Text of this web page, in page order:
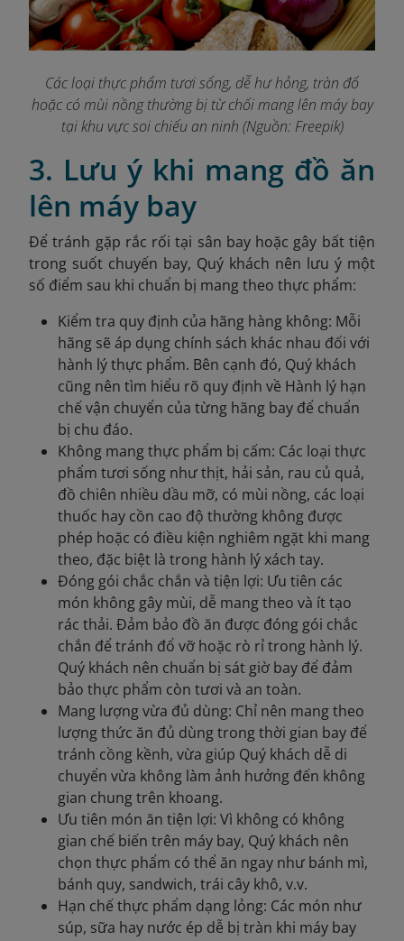
Các loại thực phẩm tươi sống, dễ hư hỏng, tràn đổ
hoặc có mùi nồng thường bị từ chối mang lên máy bay
tại khu vực soi chiếu an ninh (Nguồn: Freepik)
3. Lưu ý khi mang đồ ăn
lên máy bay
Để tránh gặp rắc rối tại sân bay hoặc gây bất tiện
trong suốt chuyến bay, Quý khách nên lưu ý một
số điểm sau khi chuẩn bị mang theo thực phẩm:
Kiểm tra quy định của hãng hàng không: Mỗi
hãng sẽ áp dụng chính sách khác nhau đối với
hành lý thực phẩm. Bên cạnh đó, Quý khách
cũng nên tìm hiểu rõ quy định về Hành lý hạn
chế vận chuyển của từng hãng bay để chuẩn
bị chu đáo.
Không mang thực phẩm bị cấm: Các loại thực
phẩm tươi sống như thịt, hải sản, rau củ quả,
đồ chiên nhiều dầu mỡ, có mùi nồng, các loại
thuốc hay cồn cao độ thường không được
phép hoặc có điều kiện nghiêm ngặt khi mang
theo, đặc biệt là trong hành lý xách tay.
Đóng gói chắc chắn và tiện lợi: Ưu tiên các
món không gây mùi, dễ mang theo và ít tạo
rác thải. Đảm bảo đồ ăn được đóng gói chắc
chắn để tránh đổ vỡ hoặc rò rỉ trong hành lý.
Quý khách nên chuẩn bị sát giờ bay để đảm
bảo thực phẩm còn tươi và an toàn.
Mang lượng vừa đủ dùng: Chỉ nên mang theo
lượng thức ăn đủ dùng trong thời gian bay để
tránh cồng kềnh, vừa giúp Quý khách dễ di
chuyển vừa không làm ảnh hưởng đến không
gian chung trên khoang.
Ưu tiên món ăn tiện lợi: Vì không có không
gian chế biến trên máy bay, Quý khách nên
chọn thực phẩm có thể ăn ngay như bánh mì,
bánh quy, sandwich, trái cây khô, v.v.
Hạn chế thực phẩm dạng lỏng: Các món như
súp, sữa hay nước ép dễ bị tràn khi máy bay